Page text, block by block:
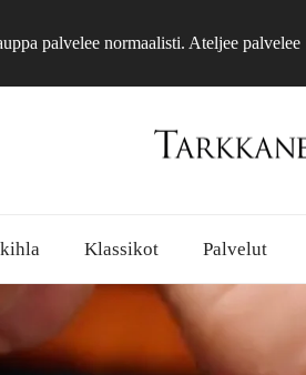
palvelee normaalisti. Ateljee palvelee
Klassikot Palvelut